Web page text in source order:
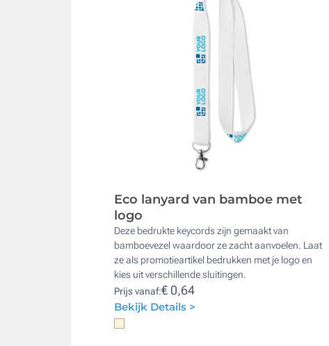
Eco lanyard van bamboe met
logo
Deze bedrukte keycords zijn gemaakt van
bamboevezel waardoor ze zacht aanvoelen. Laat
ze als promotieartikel bedrukken met je logo en
kies uit verschillende sluitingen.
Prijs vanaf:€ 0,64
Bekijk Details >